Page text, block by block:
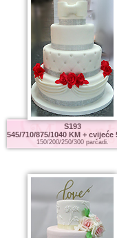
S193
545/710/875/1040 KM + cvijeće
150/200/250/300 parčadi.